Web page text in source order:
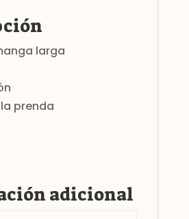
larga
prenda
adicional